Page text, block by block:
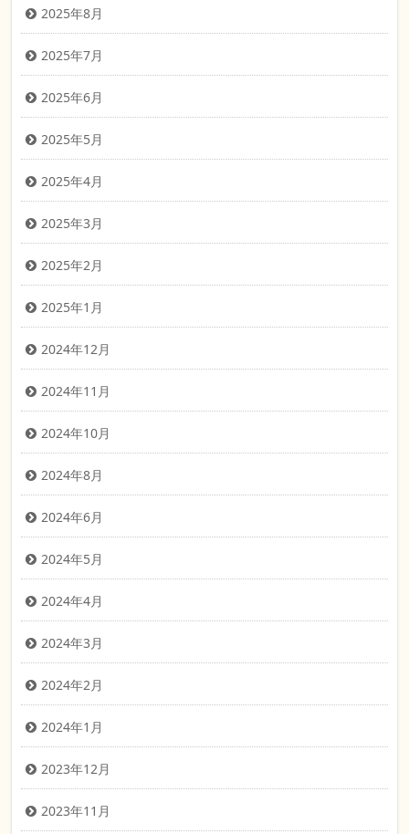
2025年8月
2025年7月
2025年6月
2025年5月
2025年4月
2025年3月
2025年2月
2025年1月
2024年12月
2024年11月
2024年10月
2024年8月
2024年6月
2024年5月
2024年4月
2024年3月
2024年2月
2024年1月
2023年12月
2023年11月